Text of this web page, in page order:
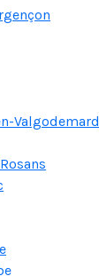
Valgodemard